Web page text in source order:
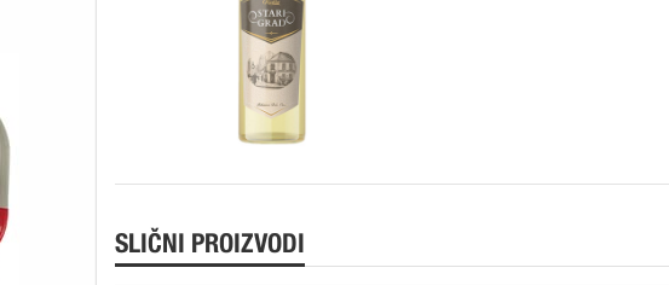
SLIČNI PROIZVODI